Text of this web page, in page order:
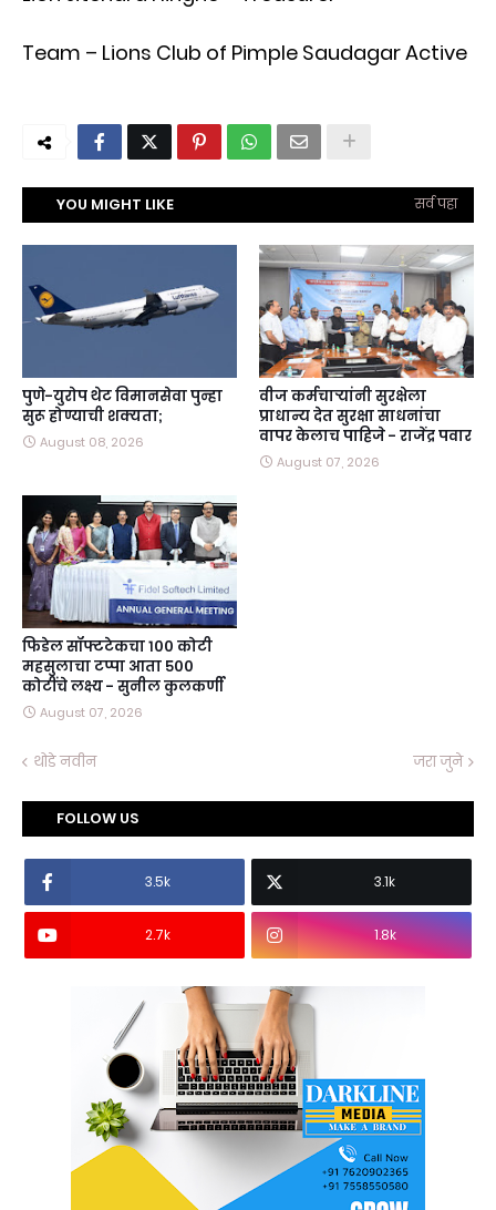
Team – Lions Club of Pimple Saudagar Active
YOU MIGHT LIKE सर्व पहा
पुणे-युरोप थेट विमानसेवा पुन्हा
सुरू होण्याची शक्यता;
August 08, 2026
वीज कर्मचाऱ्यांनी सुरक्षेला
प्राधान्य देत सुरक्षा साधनांचा
वापर केलाच पाहिजे - राजेंद्र पवार
August 07, 2026
फिडेल सॉफ्टटेकचा १०० कोटी
महसुलाचा टप्पा आता ५००
कोटींचे लक्ष्य - सुनील कुलकर्णी
August 07, 2026
थोडे नवीन जरा जुने
FOLLOW US
3.5k 3.1k
2.7k 1.8k